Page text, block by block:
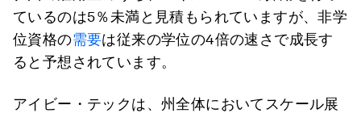
ているのは5％未満と見積もられていますが、非学
位資格の需要は従来の学位の4倍の速さで成長す
ると予想されています。
アイビー・テックは、州全体においてスケール展